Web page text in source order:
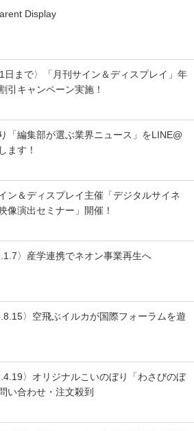
Display
日まで〉「月刊サイン＆ディスプレイ」年
引キャンペーン実施！
「編集部が選ぶ業界ニュース」をLINE@
ます！
ン＆ディスプレイ主催「デジタルサイネ
像演出セミナー」開催！
〉産学連携でネオン事業再生へ
〉空飛ぶイルカが国際フォーラムを遊
〉オリジナルこいのぼり「わさびのぼ
い合わせ・注文殺到